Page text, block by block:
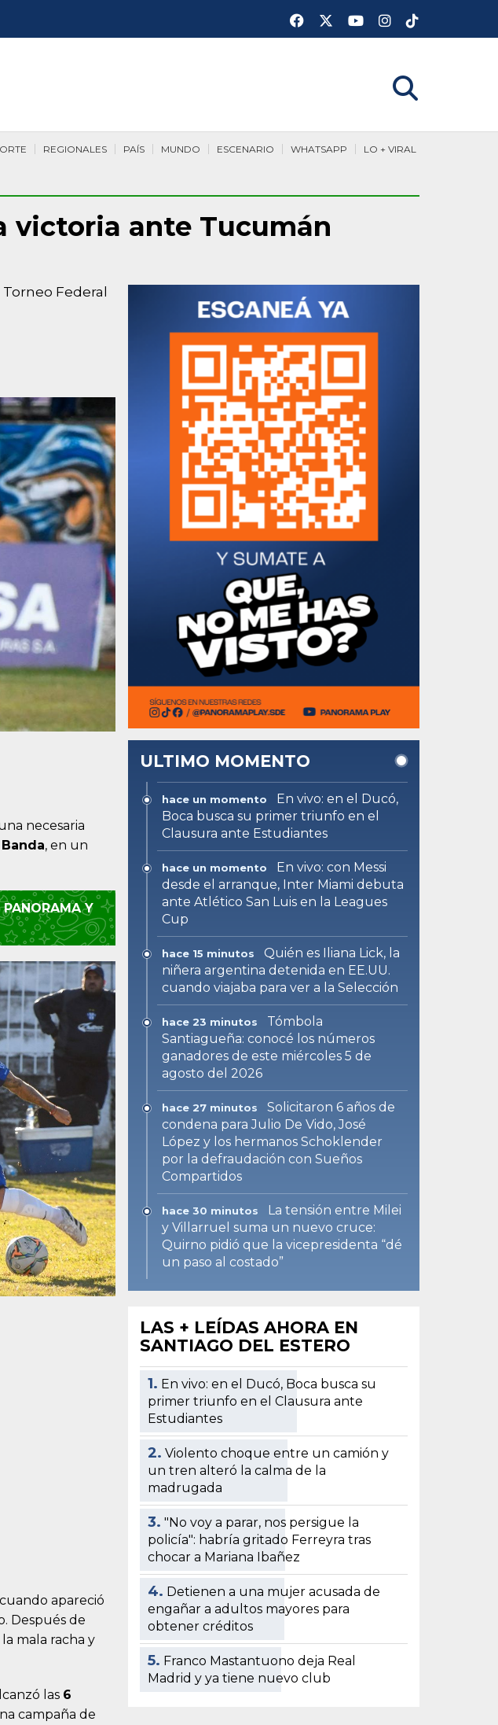
LO + VIRAL
WHATSAPP
ESCENARIO
MUNDO
PAÍS
REGIONALES
victoria ante Tucumán
Federal
necesaria
, en un
Y
apareció
Después de
mala racha y
las 6
campaña de
ULTIMO MOMENTO
hace un momento
En vivo: en el Ducó,
Boca busca su primer triunfo en el
Clausura ante Estudiantes
hace un momento
En vivo: con Messi
desde el arranque, Inter Miami debuta
ante Atlético San Luis en la Leagues
Cup
hace 15 minutos
Quién es Iliana Lick, la
niñera argentina detenida en EE.UU.
cuando viajaba para ver a la Selección
hace 23 minutos
Tómbola
Santiagueña: conocé los números
ganadores de este miércoles 5 de
agosto del 2026
hace 27 minutos
Solicitaron 6 años de
condena para Julio De Vido, José
López y los hermanos Schoklender
por la defraudación con Sueños
Compartidos
hace 30 minutos
La tensión entre Milei
y Villarruel suma un nuevo cruce:
Quirno pidió que la vicepresidenta “dé
un paso al costado”
LAS + LEÍDAS AHORA EN
SANTIAGO DEL ESTERO
1. En vivo: en el Ducó, Boca busca su
primer triunfo en el Clausura ante
Estudiantes
2. Violento choque entre un camión y
un tren alteró la calma de la
madrugada
3. "No voy a parar, nos persigue la
policía": habría gritado Ferreyra tras
chocar a Mariana Ibañez
4. Detienen a una mujer acusada de
engañar a adultos mayores para
obtener créditos
5. Franco Mastantuono deja Real
Madrid y ya tiene nuevo club